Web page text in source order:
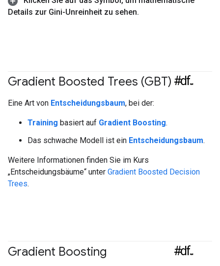
Details zur Gini-Unreinheit zu sehen.
Gradient Boosted Trees (GBT)#df
Eine Art von Entscheidungsbaum, bei der:
Training basiert auf Gradient Boosting.
Das schwache Modell ist ein Entscheidungsbaum.
Weitere Informationen finden Sie im Kurs
„Entscheidungsbäume“ unter Gradient Boosted Decision
Trees.
Gradient Boosting #df